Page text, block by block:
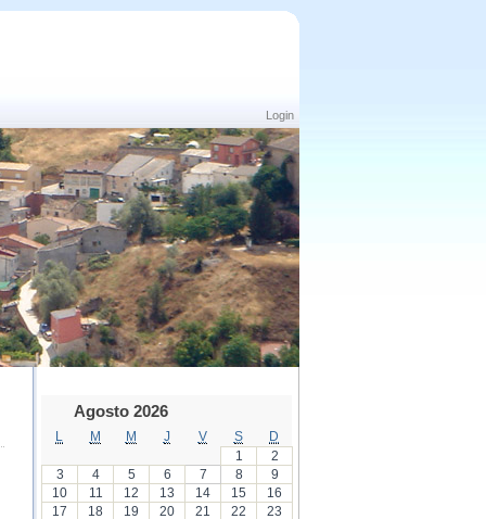
Login
Agosto 2026
M M J V S
D
1
2
3
4 5 6 7 8
9
10
11 12 13 14 15
16
17
18 19 20 21 22
23